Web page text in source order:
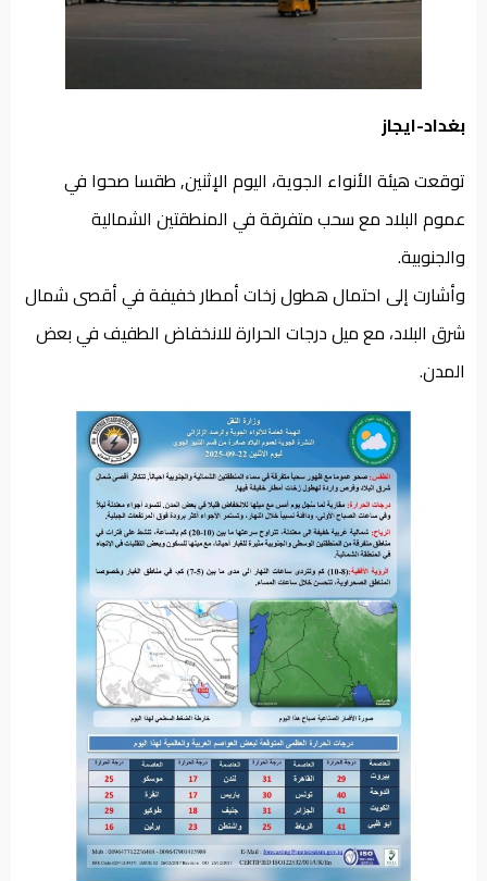
بغداد-ايجاز
توقعت هيئة الأنواء الجوية، اليوم الإثنين, طقسا صحوا في
عموم البلاد مع سحب متفرقة في المنطقتين الشمالية
والجنوبية.
وأشارت إلى احتمال هطول زخات أمطار خفيفة في أقصى شمال
شرق البلاد، مع ميل درجات الحرارة للانخفاض الطفيف في بعض
المدن.